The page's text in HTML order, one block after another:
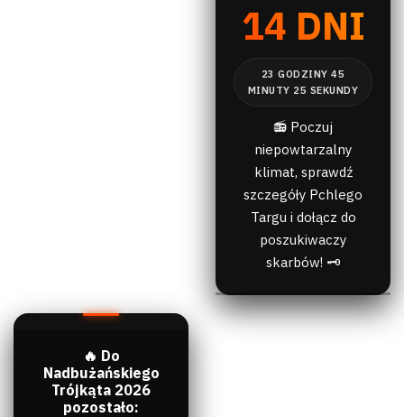
14 DNI
📻 Poczuj
niepowtarzalny
klimat, sprawdź
szczegóły Pchlego
Targu i dołącz do
poszukiwaczy
skarbów! 🗝️
🔥 Do
Nadbużańskiego
Trójkąta 2026
pozostało: